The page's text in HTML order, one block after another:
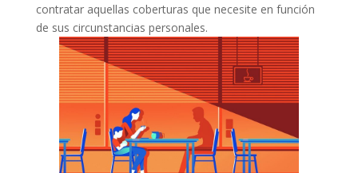
contratar aquellas coberturas que necesite en función
de sus circunstancias personales.